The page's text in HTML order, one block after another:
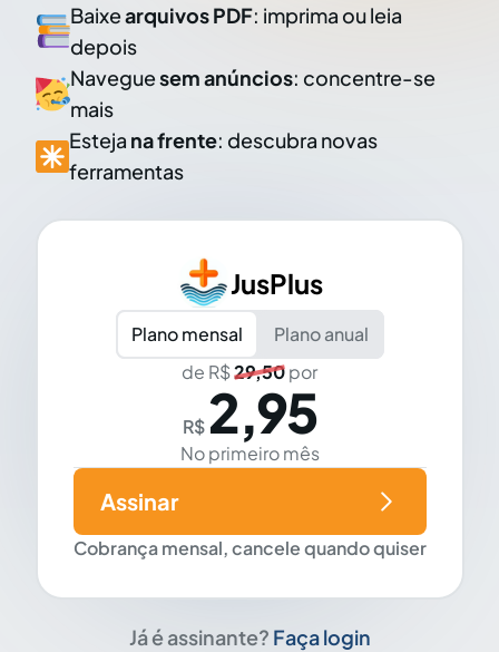
Baixearquivos PDF: imprima ou leia
depois
Naveguesem anúncios: concentre-se
mais
Esteja na frente: descubra novas
ferramentas
JusPlus
Plano mensal
Plano anual
de R$29,50por
R$ 2,95
No primeiro mês
Cobrança mensal, cancele quando quiser
Assinar
Já é assinante? Faça login